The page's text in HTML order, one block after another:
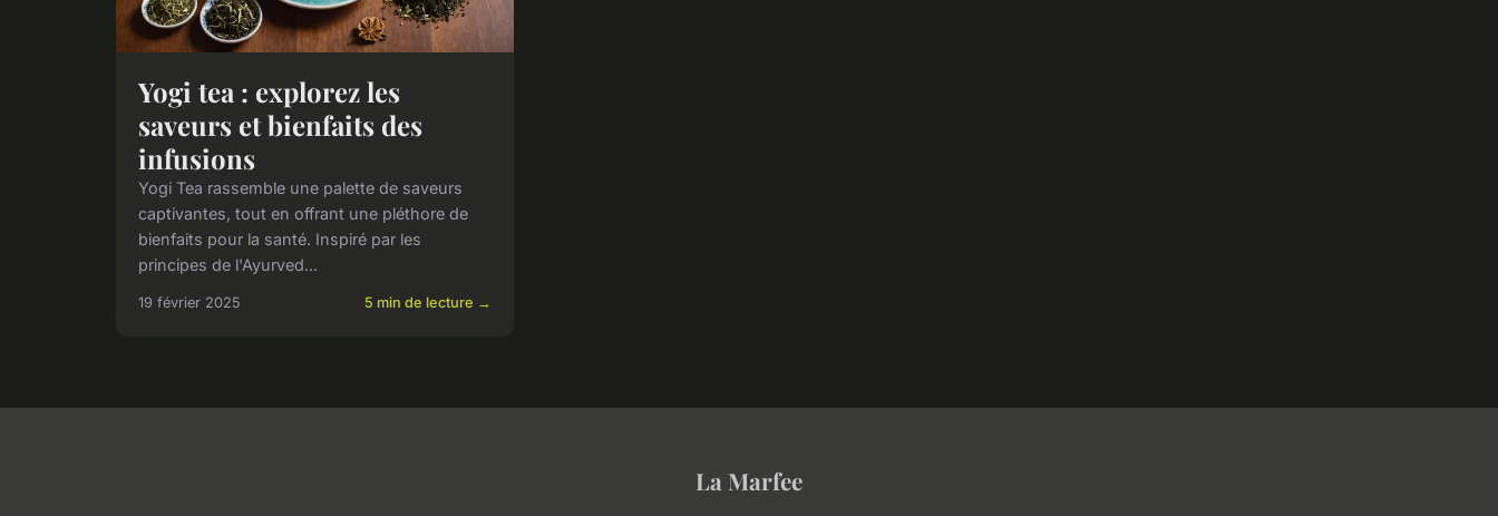
Yogi tea : explorez les
saveurs et bienfaits des
infusions
Yogi Tea rassemble une palette de saveurs
captivantes, tout en offrant une pléthore de
bienfaits pour la santé. Inspiré par les
principes de l'Ayurved...
19 février 2025 5 min de lecture →
La Marfee